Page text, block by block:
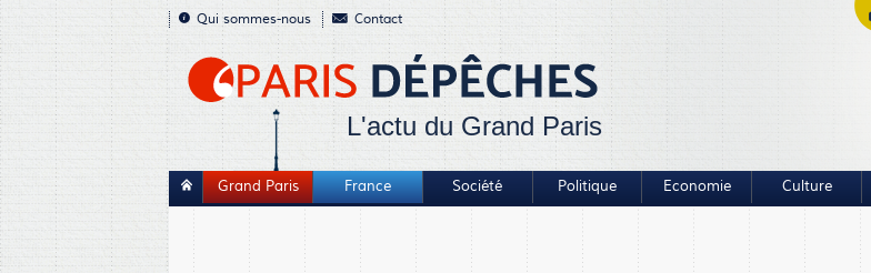
Qui sommes-nous Contact
L'actu du Grand Paris
Grand Paris France Société Politique Economie Culture